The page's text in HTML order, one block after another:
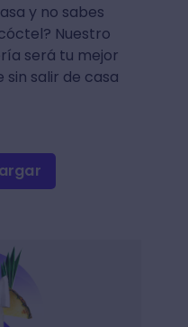
y no sabes
Nuestro
será tu mejor
salir de casa